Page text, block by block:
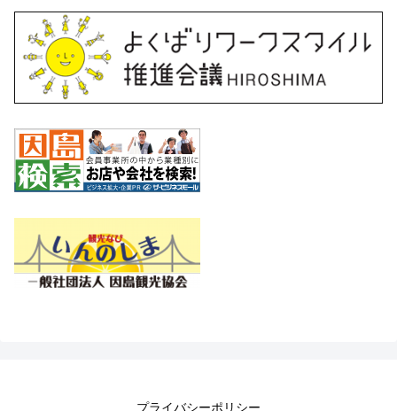
プライバシーポリシー